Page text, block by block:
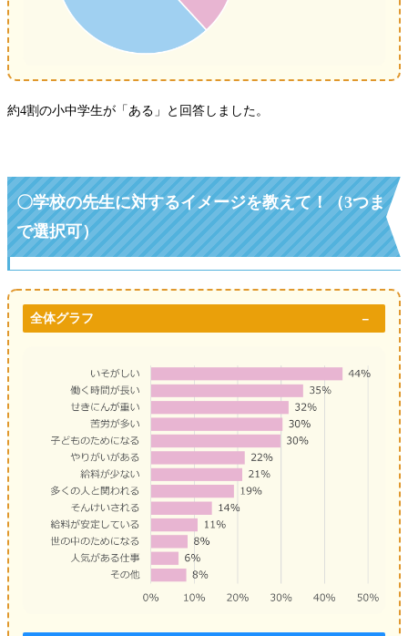
約4割の小中学生が「ある」と回答しました。
〇学校の先生に対するイメージを教えて！（3つま
で選択可）
全体グラフ